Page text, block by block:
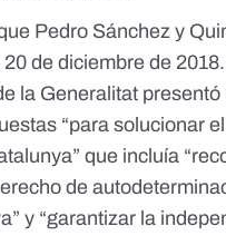
Pedro Sánchez y
de diciembre de
la Generalitat
“para solucionar
que incluía
de
y “garantizar la